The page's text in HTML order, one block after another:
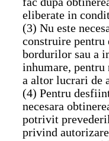
eliberate in
(3) Nu este
construire pentru
bordurilor sau a
inhumare, pentru
a altor lucrari de
(4) Pentru
necesara
potrivit
privind